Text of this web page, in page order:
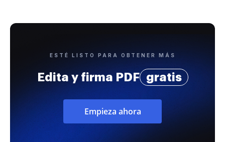
ESTÉ LISTO PARA OBTENER MÁS
Edita y firma PDF gratis
Empieza ahora